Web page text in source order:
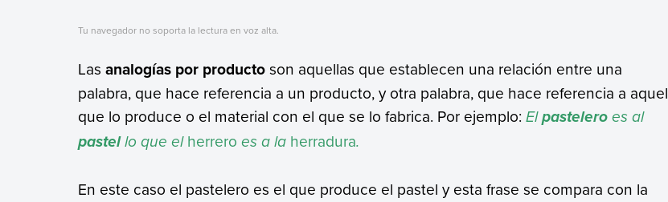
Tu navegador no soporta la lectura en voz alta.
Las analogías por productoson aquellas que establecen una relación entre una
palabra, que hace referencia a un producto, y otra palabra, que hace referencia a aquel
que lo produce o el material con el que se lo fabrica. Por ejemplo: Elpasteleroes al
pastello que elherrero es a la herradura.
En este caso el pastelero es el que produce el pastel y esta frase se compara con la